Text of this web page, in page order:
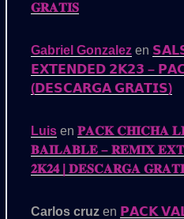
𝐆𝐑𝐀𝐓𝐈𝐒
Gabriel Gonzalez en
𝗘𝗫𝗧𝗘𝗡𝗗𝗘𝗗 𝟮𝗞𝟮𝟯 –
(𝗗𝗘𝗦𝗖𝗔𝗥𝗚𝗔 𝗚𝗥𝗔𝗧𝗜𝗦)
Luis en 𝐏𝐀𝐂𝐊 𝐂𝐇𝐈𝐂𝐇𝐀
𝐁𝐀𝐈𝐋𝐀𝐁𝐋𝐄 – 𝐑𝐄𝐌𝐈𝐗
𝟐𝐊𝟐𝟒 | 𝐃𝐄𝐒𝐂𝐀𝐑𝐆𝐀
Carlos cruz en 𝗣𝗔𝗖𝗞